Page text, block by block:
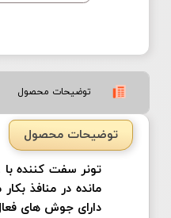
توضیحات محصول
توضیحات محصول
تونر سفت کننده
مانده در منافذ
دارای جوش های